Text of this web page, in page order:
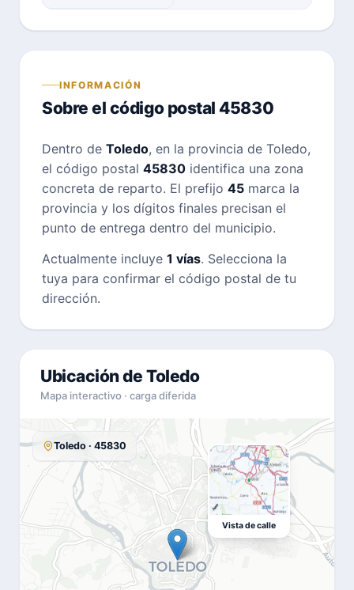
INFORMACIÓN
Sobre el código postal 45830
Dentro de Toledo, en la provincia de Toledo,
el código postal 45830 identifica una zona
concreta de reparto. El prefijo 45 marca la
provincia y los dígitos finales precisan el
punto de entrega dentro del municipio.
Actualmente incluye 1 vías. Selecciona la
tuya para confirmar el código postal de tu
dirección.
Ubicación de Toledo
Mapa interactivo · carga diferida
Toledo · 45830
Vista de calle